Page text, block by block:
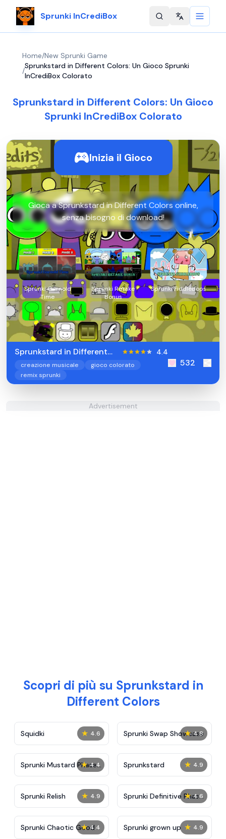
Sprunki InCrediBox Change
Home/New Sprunki Game
/
Sprunkstard in Different Colors: Un Gioco Sprunki
InCrediBox Colorato
Sprunkstard in Different Colors: Un Gioco
Sprunki InCrediBox Colorato
Inizia il Gioco
Gioca a Sprunkstard in Different Colors online,
senza bisogno di download!
Sprunki Garnold
Time
Sprunki Retake
Bonus
Sprunki Fiddlebops
Sprunkstard in Different
Colors
4.4
creazione musicale
gioco colorato
remix sprunki
532
Advertisement
Scopri di più su Sprunkstard in
Different Colors
★ 4.6
Squidki ★ 4.8
Sprunki Swap Showcase
★ 4.4
Sprunki Mustard Phase
2
★ 4.9
Sprunkstard
★ 4.9
Sprunki Relish ★ 4.6
Sprunki Definitive Phase
7
★ 4.4
Sprunki Chaotic Good ★ 4.9
Sprunki grown up